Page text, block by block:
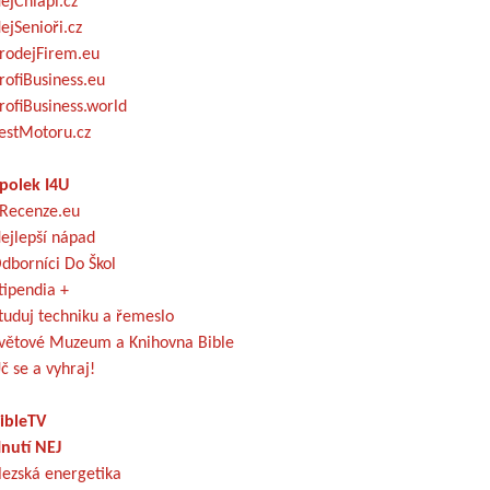
I4U
nápad
Do Škol
+
techniku a řemeslo
Muzeum a Knihovna Bible
se a vyhraj!
NEJ
energetika